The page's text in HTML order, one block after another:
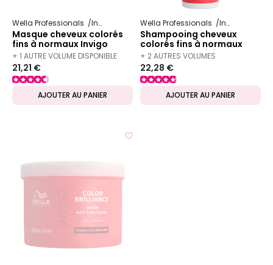
Wella Professionals Invigo Color Brilliance
Masque cheveux colorés
fins à normaux Invigo
Color Brilliance 150ml
+ 1 AUTRE VOLUME DISPONIBLE
21,21 €
AJOUTER AU PANIER
Wella Professionals Invigo
Shampooing cheveux
colorés fins à normaux
Invigo Color Brilliance
500ml
+ 2 AUTRES VOLUMES
DISPONIBLES
22,28 €
AJOUTER AU PANIER